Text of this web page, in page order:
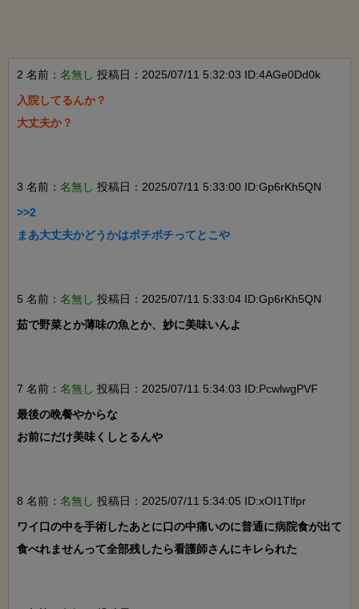
2 名前： 名無し 投稿日：2025/07/11 5:32:03 ID:4AGe0Dd0k
入院してるんか？
大丈夫か？
3 名前： 名無し 投稿日：2025/07/11 5:33:00 ID:Gp6rKh5QN
>>2
まあ大丈夫かどうかはボチボチってとこや
5 名前： 名無し 投稿日：2025/07/11 5:33:04 ID:Gp6rKh5QN
茹で野菜とか薄味の魚とか、妙に美味いんよ
7 名前： 名無し 投稿日：2025/07/11 5:34:03 ID:PcwlwgPVF
最後の晩餐やからな
お前にだけ美味くしとるんや
8 名前： 名無し 投稿日：2025/07/11 5:34:05 ID:xOI1Tlfpr
ワイ口の中を手術したあとに口の中痛いのに普通に病院食が出て
食べれませんって全部残したら看護師さんにキレられた